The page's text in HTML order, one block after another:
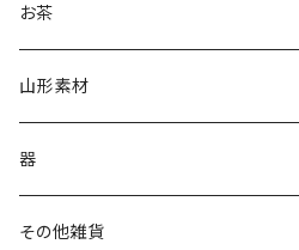
ジェラート
抹茶ジェラート
やまがたジェラート
茶蔵焼（生クリームどら焼き）
ケーキ
フルーツケーキ
お茶
茶蔵ブランド
煎茶
かぶせ茶
山形素材
山形だしの素
紅花
器
その他雑貨